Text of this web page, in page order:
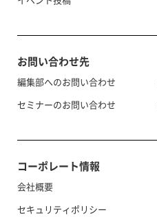
お問い合わせ先
編集部へのお問い合わせ
セミナーのお問い合わせ
コーポレート情報
会社概要
セキュリティポリシー